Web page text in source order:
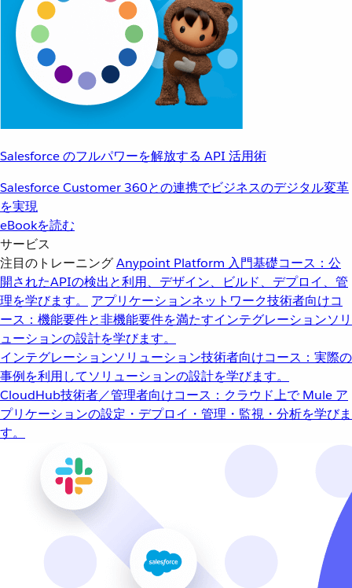
Salesforce のフルパワーを解放する API 活用術
Salesforce Customer 360との連携でビジネスのデジタル変革
を実現
eBookを読む
サービス
注目のトレーニングAnypoint Platform 入門基礎コース：公
開されたAPIの検出と利用、デザイン、ビルド、デプロイ、管
理を学びます。
アプリケーションネットワーク技術者向けコ
ース：機能要件と非機能要件を満たすインテグレーションソリ
ューションの設計を学びます。
インテグレーションソリューション技術者向けコース：実際の
事例を利用してソリューションの設計を学びます。
CloudHub技術者／管理者向けコース：クラウド上で Mule ア
プリケーションの設定・デプロイ・管理・監視・分析を学びま
す。